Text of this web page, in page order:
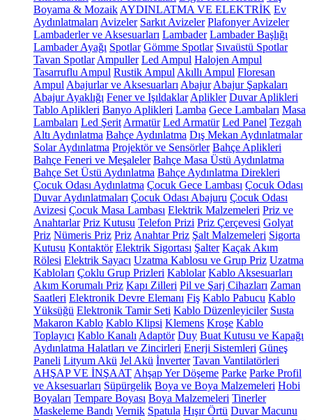
Boyama & Mozaik AYDINLATMA VE ELEKTRİK Ev
Aydınlatmaları Avizeler Sarkıt Avizeler Plafonyer Avizeler
Lambaderler ve Aksesuarları Lambader Lambader Başlığı
Lambader Ayağı Spotlar Gömme Spotlar Sıvaüstü Spotlar
Tavan Spotlar Ampuller Led Ampul Halojen Ampul
Tasarruflu Ampul Rustik Ampul Akıllı Ampul Floresan
Ampul Abajurlar ve Aksesuarları Abajur Abajur Şapkaları
Abajur Ayaklığı Fener ve Işıldaklar Aplikler Duvar Aplikleri
Tablo Aplikleri Banyo Aplikleri Lamba Gece Lambaları Masa
Lambaları Led Şerit Armatür Led Armatür Led Panel Tezgah
Altı Aydınlatma Bahçe Aydınlatma Dış Mekan Aydınlatmalar
Solar Aydınlatma Projektör ve Sensörler Bahçe Aplikleri
Bahçe Feneri ve Meşaleler Bahçe Masa Üstü Aydınlatma
Bahçe Set Üstü Aydınlatma Bahçe Aydınlatma Direkleri
Çocuk Odası Aydınlatma Çocuk Gece Lambası Çocuk Odası
Duvar Aydınlatmaları Çocuk Odası Abajuru Çocuk Odası
Avizesi Çocuk Masa Lambası Elektrik Malzemeleri Priz ve
Anahtarlar Priz Kutusu Telefon Prizi Priz Çerçevesi Golyat
Priz Nümeris Priz Priz Anahtar Priz Şalt Malzemeleri Sigorta
Kutusu Kontaktör Elektrik Sigortası Şalter Kaçak Akım
Rölesi Elektrik Sayacı Uzatma Kablosu ve Grup Priz Uzatma
Kabloları Çoklu Grup Prizleri Kablolar Kablo Aksesuarları
Akım Korumalı Priz Kapı Zilleri Pil ve Şarj Cihazları Zaman
Saatleri Elektronik Devre Elemanı Fiş Kablo Pabucu Kablo
Yüksüğü Elektronik Tamir Seti Kablo Düzenleyiciler Susta
Makaron Kablo Kablo Klipsi Klemens Kroşe Kablo
Toplayıcı Kablo Kanalı Adaptör Duy Buat Kutusu ve Kapağı
Aydınlatma Halatları ve Zincirleri Enerji Sistemleri Güneş
Paneli Lityum Akü Jel Akü İnverter Tavan Vantilatörleri
AHŞAP VE İNŞAAT Ahşap Yer Döşeme Parke Parke Profil
ve Aksesuarları Süpürgelik Boya ve Boya Malzemeleri Hobi
Boyaları Tempare Boyası Boya Malzemeleri Tinerler
Maskeleme Bandı Vernik Spatula Hışır Örtü Duvar Macunu